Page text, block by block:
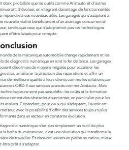
donc probable que les outils comme Aristauto et d’autres
d'évoluer, en intégrant davantage de fonctionnalités
répondre à ces nouveaux défis. Les garages qui s’adaptent à
nouvelle réalité bénéficieront d’un avantage concurrentiel
tandis que ceux qui n'adopteront pas ces technologies
d'être laissés pour compte.
de la mécanique automobile change rapidement et les
de diagnostic numérique en sont le fer de lance. Les garages
désormais de moyens inégalés pour accélérer les
améliorer la précision des réparations et offrir un
de meilleure qualité à leurs clients comme les solutions par
OBD-II aux services avancés comme Aristauto. Mais
technologies ne sont pas sans défis : les coûts et la formation
restent des obstacles à surmonter, en particulier pour les
ateliers. Cependant, pour ceux qui s’adaptent, l'avenir est
avec la possibilité d’offrir des services toujours plus
dans un secteur en constante évolution.
numérique n'est pas simplement un outil de plus
la boîte du mécanicien, c'est une révolution qui transforme la
de travailler. Et dans cet univers en pleine mutation, mieux
être prêt à s’adapter.